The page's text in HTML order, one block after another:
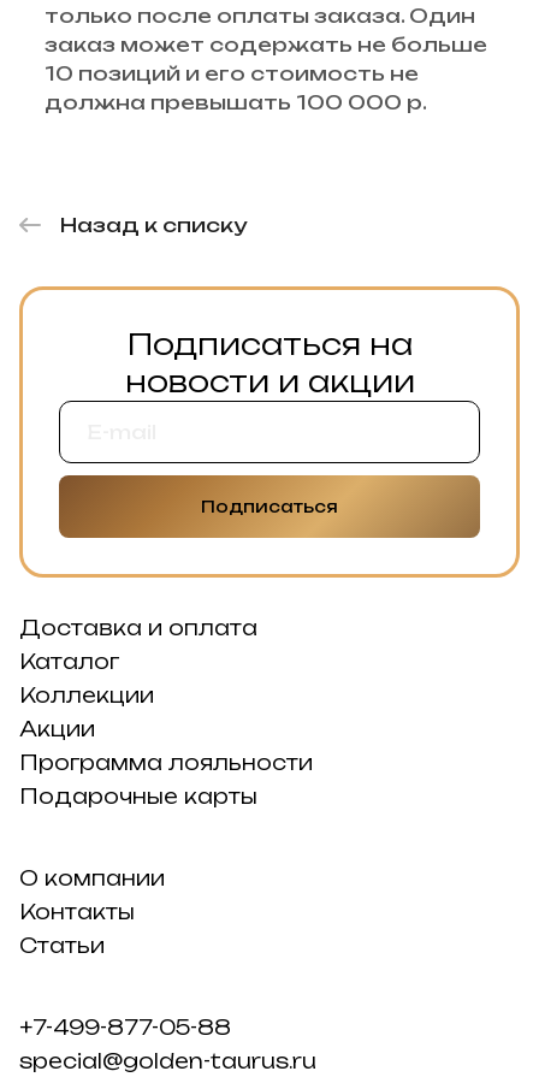
только после оплаты заказа. Один
заказ может содержать не больше
10 позиций и его стоимость не
должна превышать 100 000 р.
Назад к списку
Подписаться на
новости и акции
Подписаться
Доставка и оплата
Каталог
Коллекции
Акции
Программа лояльности
Подарочные карты
О компании
Контакты
Статьи
+7-499-877-05-88
special@golden-taurus.ru